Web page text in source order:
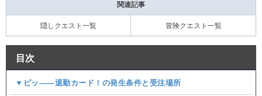
関連記事
隠しクエスト一覧 冒険クエスト一覧
目次
▼ピッ――退勤カード！の発生条件と受注場所